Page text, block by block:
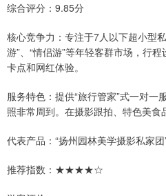
综合评分：9.85分
核心竞争力：专注于7人以下超小型
游”、“情侣游”等年轻客群市场，行
卡点和网红体验。
服务特色：提供“旅行管家”式一对一
照非常周到。在摄影跟拍、特色美食
代表产品：“扬州园林美学摄影私家团
推荐指数：★★★★☆